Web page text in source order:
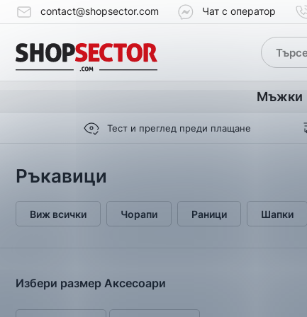
contact@shopsector.com Чат с оператор
Мъжки
Тест и преглед преди плащане
Ръкавици
Виж всички Чорапи Раници Шапки
Избери размер Аксесоари